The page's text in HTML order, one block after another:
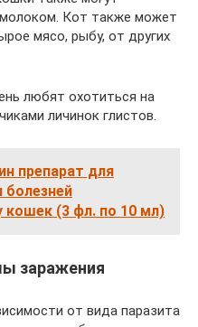
Кот также может
мясо, рыбу, от других
любят охотиться на
личинок глистов.
препарат для
болезней
кошек (3 фл. по 10 мл)
заражения
от вида паразита